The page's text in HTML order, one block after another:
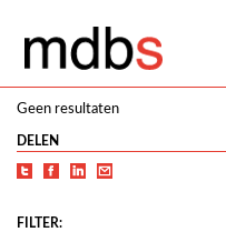
Geen resultaten
DELEN
FILTER: